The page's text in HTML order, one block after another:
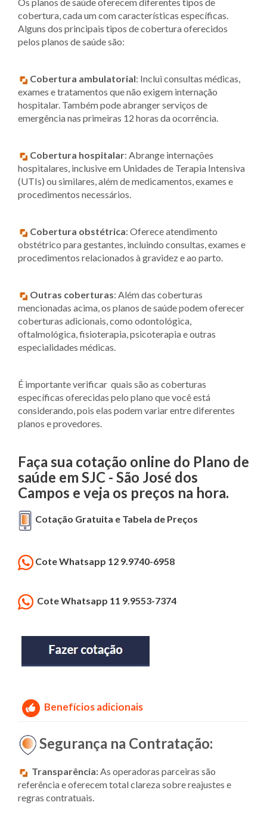
cobertura, cada um com características específicas.
Alguns dos principais tipos de cobertura oferecidos
pelos planos de saúde são:
Cobertura ambulatorial: Inclui consultas médicas,
exames e tratamentos que não exigem internação
hospitalar. Também pode abranger serviços de
emergência nas primeiras 12 horas da ocorrência.
Cobertura hospitalar: Abrange internações
hospitalares, inclusive em Unidades de Terapia Intensiva
(UTIs) ou similares, além de medicamentos, exames e
procedimentos necessários.
Cobertura obstétrica: Oferece atendimento
obstétrico para gestantes, incluindo consultas, exames e
procedimentos relacionados à gravidez e ao parto.
Outras coberturas: Além das coberturas
mencionadas acima, os planos de saúde podem oferecer
coberturas adicionais, como odontológica,
oftalmológica, fisioterapia, psicoterapia e outras
especialidades médicas.
É importante verificar quais são as coberturas
específicas oferecidas pelo plano que você está
considerando, pois elas podem variar entre diferentes
planos e provedores.
Faça sua cotação online do Plano de
saúde em SJC - São José dos
Campos e veja os preços na hora.
Cotação Gratuita e Tabela de Preços
Cote Whatsapp 12 9.9740-6958
Cote Whatsapp 11 9.9553-7374
Benefícios adicionais
Segurança na Contratação:
Transparência:As operadoras parceiras são
referência e oferecem total clareza sobre reajustes e
regras contratuais.